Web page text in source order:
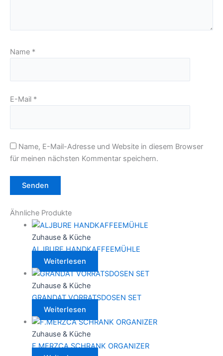
Name *
E-Mail *
Name, E-Mail-Adresse und Website in diesem Browser
für meinen nächsten Kommentar speichern.
Ähnliche Produkte
Zuhause & Küche
ALJBURE HANDKAFFEEMÜHLE
Weiterlesen
Zuhause & Küche
GRANDAT VORRATSDOSEN SET
Weiterlesen
Zuhause & Küche
F.MERZCA SCHRANK ORGANIZER